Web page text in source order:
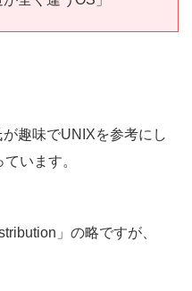
趣味でUNIXを参考にし
います。
」の略ですが、